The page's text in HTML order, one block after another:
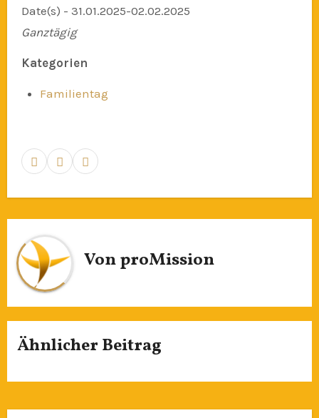
Date(s) - 31.01.2025-02.02.2025
Ganztägig
Kategorien
Familientag
VonproMission
Ähnlicher Beitrag